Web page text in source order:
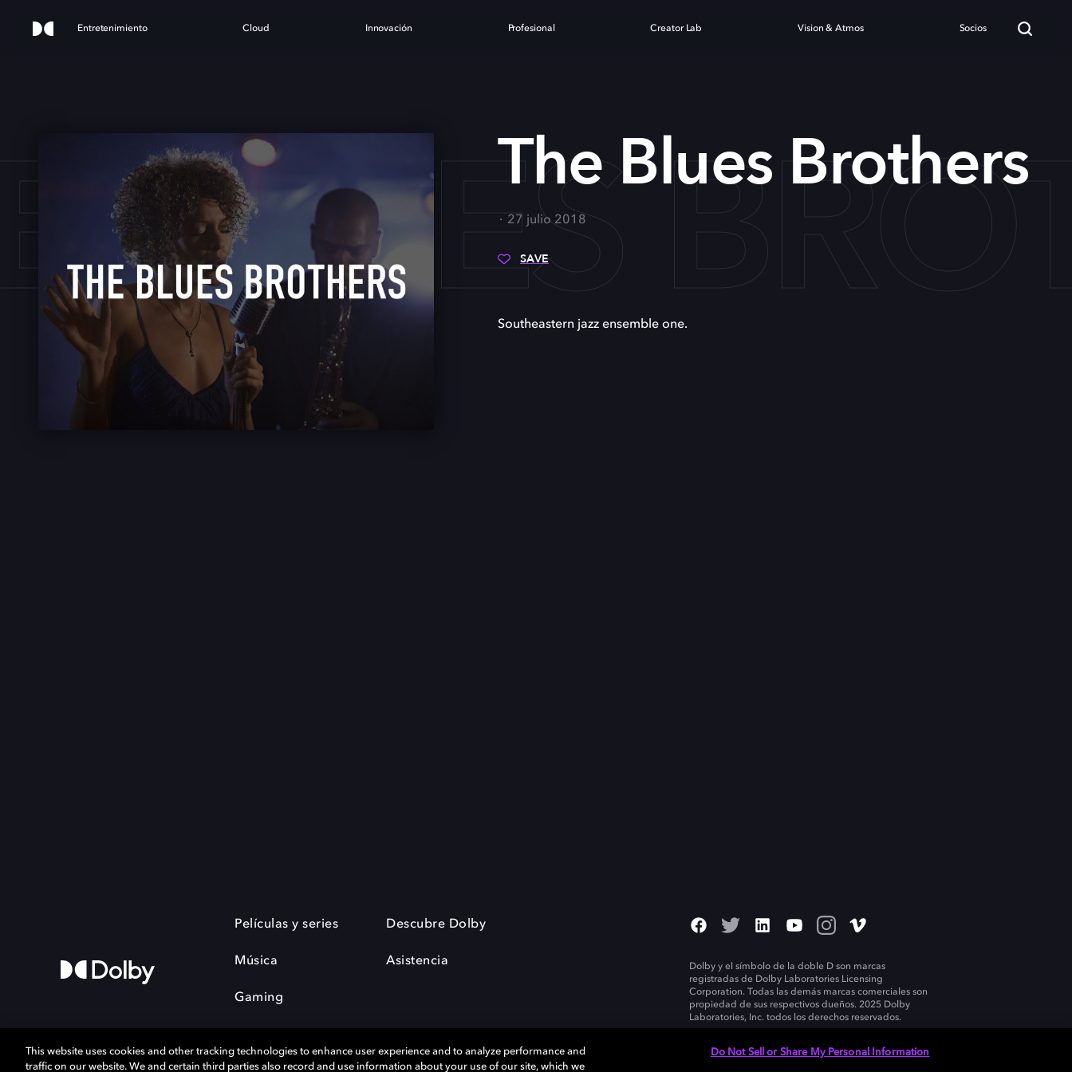
Entretenimiento Cloud Innovación Profesional Creator Lab Vision & Atmos Socios
BLUESThe Blues Brothers
27 julio 2018
SAVE
Southeastern jazz ensemble one.
Películas y series
Música
Gaming
Descubre Dolby
Asistencia
Dolby y el símbolo de la doble D son marcas
registradas de Dolby Laboratories Licensing
Corporation. Todas las demás marcas comerciales son
propiedad de sus respectivos dueños. 2025 Dolby
Laboratories, Inc. todos los derechos reservados.
This website uses cookies and other tracking technologies to enhance user experience and to analyze performance and
traffic on our website. We and certain third parties also record and use information about your use of our site, which we
Do Not Sell or Share My Personal Information